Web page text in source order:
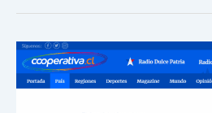
Radiografía
al
atún